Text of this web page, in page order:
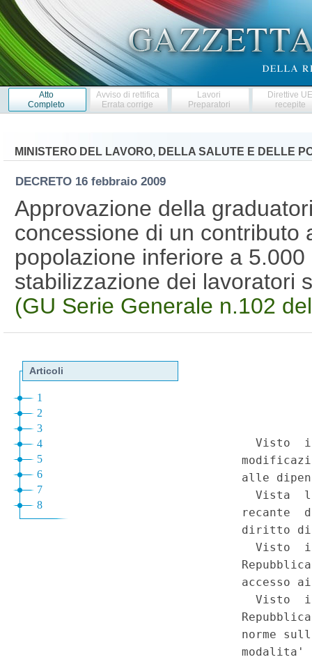
Atto
Completo
Avviso di rettifica
Errata corrige
Lavori
Preparatori
Direttive
recepite
MINISTERO DEL LAVORO, DELLA SALUTE E DELLE
DECRETO 16 febbraio 2009
Approvazione della
concessione di un contributo
popolazione inferiore a
stabilizzazione dei lavoratori
(GU Serie Generale n.102